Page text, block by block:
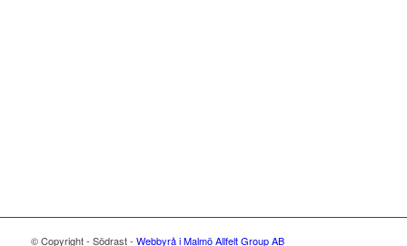
© Copyright - Södrast - Webbyrå i Malmö Allfelt Group AB